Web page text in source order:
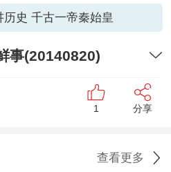
历史 千古一帝秦始皇
事(20140820)
1 分享
查看更多